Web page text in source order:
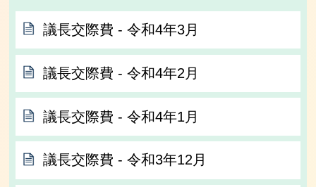
議長交際費 ‐ 令和4年3月
議長交際費 ‐ 令和4年2月
議長交際費 ‐ 令和4年1月
議長交際費 ‐ 令和3年12月